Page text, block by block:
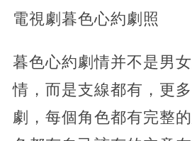
電視劇暮色心約劇照
暮色心約劇情并不是男
情，而是支線都有，更
劇，每個角色都有完整